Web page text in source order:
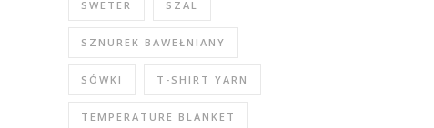
SWETER SZAL
SZNUREK BAWEŁNIANY
SÓWKI T-SHIRT YARN
TEMPERATURE BLANKET